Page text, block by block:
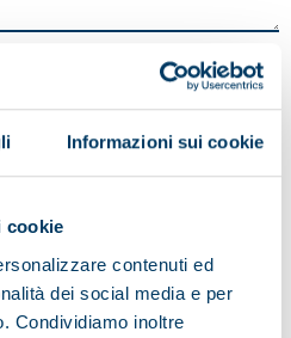
Informazioni sui cookie
cookie
contenuti ed
dei social media e per
Condividiamo inoltre
traitement des données: